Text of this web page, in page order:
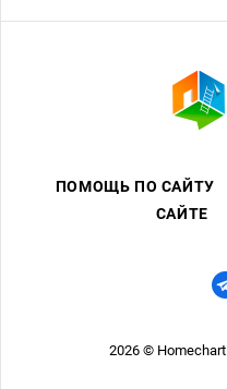
ПОМОЩЬ ПО САЙТУ
САЙТЕ
2026 ©